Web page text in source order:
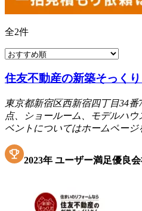
全2件
住友不動産の新築そっく
東京都新宿区西新宿四丁目34
点、ショールーム、モデルハ
ベントについてはホームページ
2023年 ユーザー満足優良